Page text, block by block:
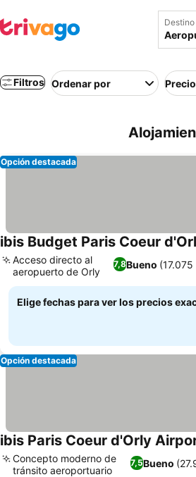
Destino
Filtros Ordenar por Precio
Opción destacada
ibis Budget Paris Coeur
7,8Bueno
Acceso directo al
aeropuerto de Orly
Elige fechas para ver los precios
Opción destacada
ibis Paris Coeur d'Orly
7,5Bueno
Concepto moderno de
tránsito aeroportuario